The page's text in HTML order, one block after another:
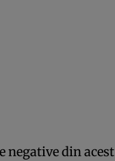
negative din acest